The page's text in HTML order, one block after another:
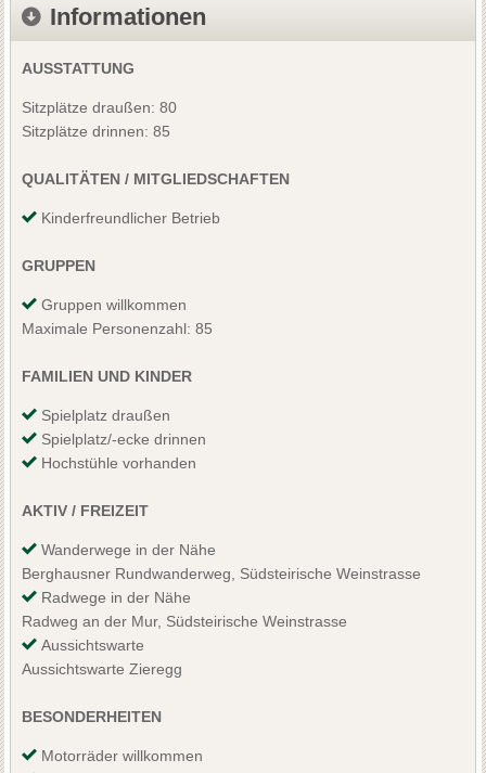
Informationen
AUSSTATTUNG
Sitzplätze draußen: 80
Sitzplätze drinnen: 85
QUALITÄTEN / MITGLIEDSCHAFTEN
Kinderfreundlicher Betrieb
GRUPPEN
Gruppen willkommen
Maximale Personenzahl: 85
FAMILIEN UND KINDER
Spielplatz draußen
Spielplatz/-ecke drinnen
Hochstühle vorhanden
AKTIV / FREIZEIT
Wanderwege in der Nähe
Berghausner Rundwanderweg, Südsteirische Weinstrasse
Radwege in der Nähe
Radweg an der Mur, Südsteirische Weinstrasse
Aussichtswarte
Aussichtswarte Zieregg
BESONDERHEITEN
Motorräder willkommen